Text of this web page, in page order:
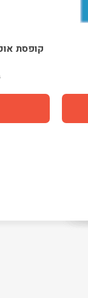
קופסת